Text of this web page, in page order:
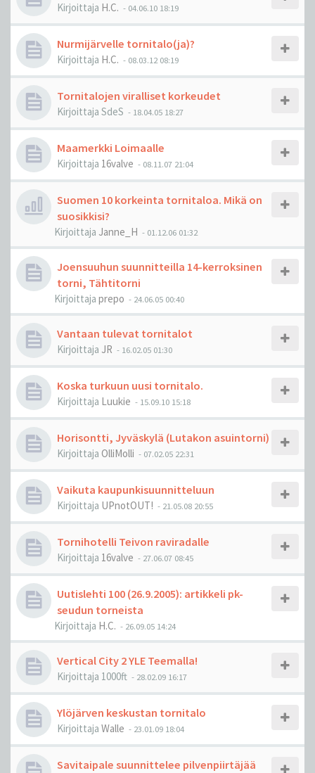
Kirjoittaja H.C. - 04.06.10 18:19
Nurmijärvelle tornitalo(ja)?
Kirjoittaja H.C. - 08.03.12 08:19
Tornitalojen viralliset korkeudet
Kirjoittaja SdeS - 18.04.05 18:27
Maamerkki Loimaalle
Kirjoittaja 16valve - 08.11.07 21:04
Suomen 10 korkeinta tornitaloa. Mikä on
suosikkisi?
Kirjoittaja Janne_H - 01.12.06 01:32
Joensuuhun suunnitteilla 14-kerroksinen
torni, Tähtitorni
Kirjoittaja prepo - 24.06.05 00:40
Vantaan tulevat tornitalot
Kirjoittaja JR - 16.02.05 01:30
Koska turkuun uusi tornitalo.
Kirjoittaja Luukie - 15.09.10 15:18
Horisontti, Jyväskylä (Lutakon asuintorni)
Kirjoittaja OlliMolli - 07.02.05 22:31
Vaikuta kaupunkisuunnitteluun
Kirjoittaja UPnotOUT! - 21.05.08 20:55
Tornihotelli Teivon raviradalle
Kirjoittaja 16valve - 27.06.07 08:45
Uutislehti 100 (26.9.2005): artikkeli pk-
seudun torneista
Kirjoittaja H.C. - 26.09.05 14:24
Vertical City 2 YLE Teemalla!
Kirjoittaja 1000ft - 28.02.09 16:17
Ylöjärven keskustan tornitalo
Kirjoittaja Walle - 23.01.09 18:04
Savitaipale suunnittelee pilvenpiirtäjää